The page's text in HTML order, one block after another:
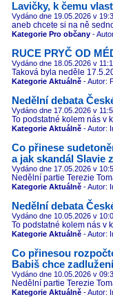
Lavičky, k čemu
Vydáno dne 19.05.2026 v
aneb chcete si na ně
Kategorie Pro občany -
RUCE PRYČ OD
Vydáno dne 18.05.2026 v
Taková byla neděle
Kategorie Aktuálně - Autor:
Nedělní debata
Vydáno dne 17.05.2026 v
To podstatné kolem nás v
Kategorie Aktuálně - Autor:
Co přinese
a jak skandál Slavie
Vydáno dne 17.05.2026 v
Nedělní partie Terezie
Kategorie Aktuálně - Autor:
Nedělní debata
Vydáno dne 10.05.2026 v
To podstatné kolem nás v
Kategorie Aktuálně - Autor:
Co přinesou
Babiš chce
Vydáno dne 10.05.2026 v
Nedělní partie Terezie
Kategorie Aktuálně - Autor: